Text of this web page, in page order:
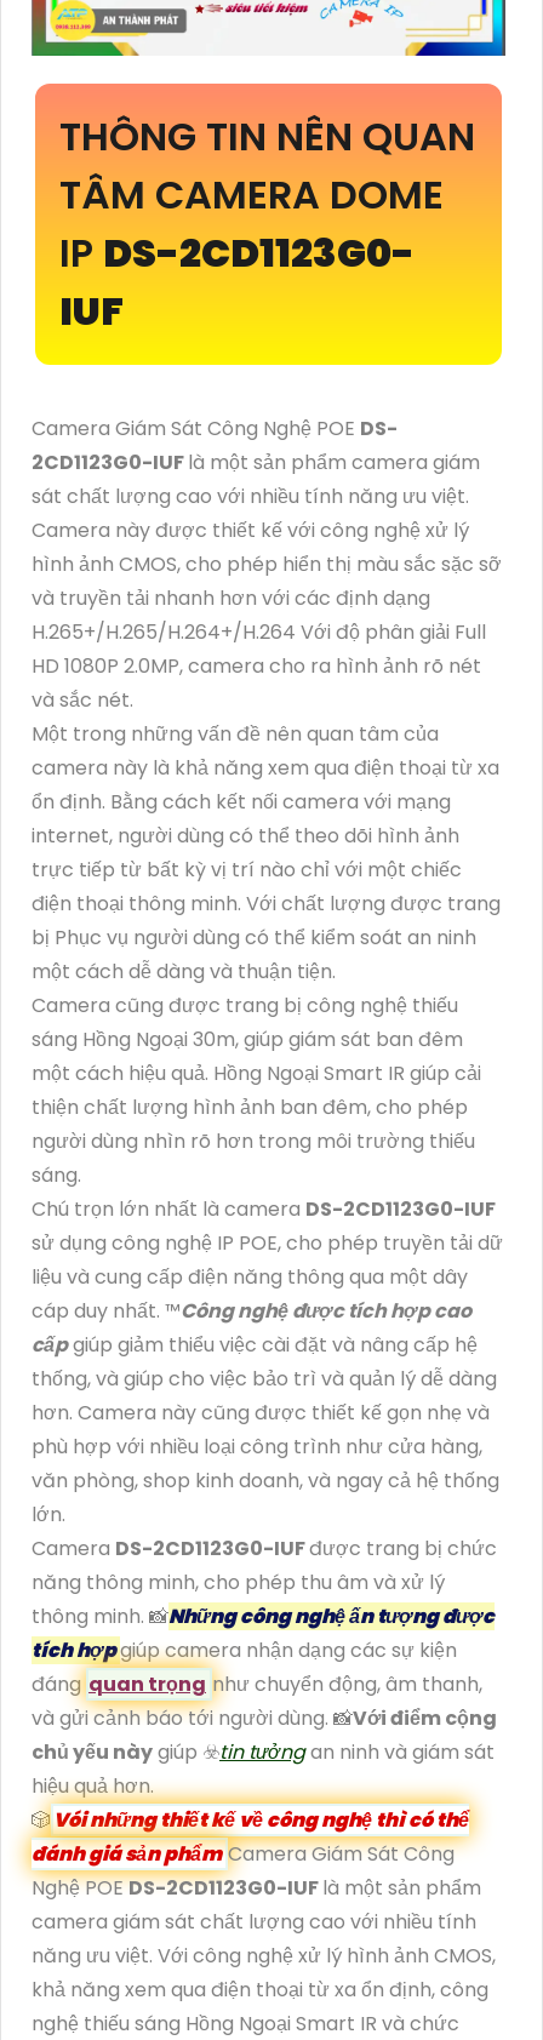
THÔNG TIN NÊN QUAN
TÂM CAMERA DOME
IP DS-2CD1123G0-
IUF
Camera Giám Sát Công Nghệ POE DS-
2CD1123G0-IUFlà một sản phẩm camera giám
sát chất lượng cao với nhiều tính năng ưu việt.
Camera này được thiết kế với công nghệ xử lý
hình ảnh CMOS, cho phép hiển thị màu sắc sặc sỡ
và truyền tải nhanh hơn với các định dạng
H.265+/H.265/H.264+/H.264 Với độ phân giải Full
HD 1080P 2.0MP, camera cho ra hình ảnh rõ nét
và sắc nét.
Một trong những vấn đề nên quan tâm của
camera này là khả năng xem qua điện thoại từ xa
ổn định. Bằng cách kết nối camera với mạng
internet, người dùng có thể theo dõi hình ảnh
trực tiếp từ bất kỳ vị trí nào chỉ với một chiếc
điện thoại thông minh. Với chất lượng được trang
bị Phục vụ người dùng có thể kiểm soát an ninh
một cách dễ dàng và thuận tiện.
Camera cũng được trang bị công nghệ thiếu
sáng Hồng Ngoại 30m, giúp giám sát ban đêm
một cách hiệu quả. Hồng Ngoại Smart IR giúp cải
thiện chất lượng hình ảnh ban đêm, cho phép
người dùng nhìn rõ hơn trong môi trường thiếu
sáng.
Chú trọn lớn nhất là camera DS-2CD1123G0-IUF
sử dụng công nghệ IP POE, cho phép truyền tải dữ
liệu và cung cấp điện năng thông qua một dây
cáp duy nhất. ™️Công nghệ được tích hợp cao
cấpgiúp giảm thiểu việc cài đặt và nâng cấp hệ
thống, và giúp cho việc bảo trì và quản lý dễ dàng
hơn. Camera này cũng được thiết kế gọn nhẹ và
phù hợp với nhiều loại công trình như cửa hàng,
văn phòng, shop kinh doanh, và ngay cả hệ thống
lớn.
Camera DS-2CD1123G0-IUFđược trang bị chức
năng thông minh, cho phép thu âm và xử lý
thông minh. 📸Những công nghệ ấn tượng được
tích hợpgiúp camera nhận dạng các sự kiện
đáng quan trọng như chuyển động, âm thanh,
và gửi cảnh báo tới người dùng. 📸Với điểm cộng
chủ yếu nàygiúp ☣️tin tưởngan ninh và giám sát
hiệu quả hơn.
🎲Vói những thiết kế về công nghệ thì có thể
đánh giá sản phẩmCamera Giám Sát Công
Nghệ POEDS-2CD1123G0-IUFlà một sản phẩm
camera giám sát chất lượng cao với nhiều tính
năng ưu việt. Với công nghệ xử lý hình ảnh CMOS,
khả năng xem qua điện thoại từ xa ổn định, công
nghệ thiếu sáng Hồng Ngoại Smart IR và chức